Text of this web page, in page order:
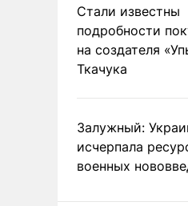
Стали известны
подробности
на создателя
Ткачука
Залужный:
исчерпала
военных